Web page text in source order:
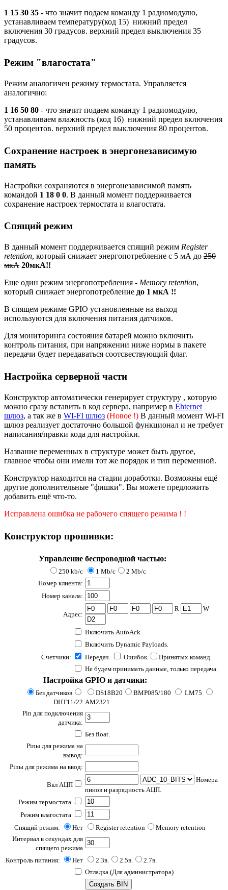
1 15 30 35 - что значит подаем команду 1 радиомодулю,
устанавливаем температуру(код 15) нижний предел
включения 30 градусов. верхний предел выключения 35
градусов.
Режим "влагостата"
Режим аналогичен режиму термостата. Управляется
аналогично:
1 16 50 80 - что значит подаем команду 1 радиомодулю,
устанавливаем влажность (код 16) нижний предел включения
50 процентов. верхний предел выключения 80 процентов.
Сохранение настроек в энергонезависимую
память
Настройки сохраняются в энергонезависимой память
командой 1 18 0 0. В данный момент поддерживается
сохранение настроек термостата и влагостата.
Спящий режим
В данный момент поддерживается спящий режим Register
retention, который снижает энергопотребление с 5 мА до 250
мкА 20мкА!!
Еще один режим энергопотребления - Memory retention,
который снижает энергопотребление до 1 мкА !!
В спящем режиме GPIO установленные на выход
используются для включения питания датчиков.
Для мониторинга состояния батарей можно включить
контроль питания, при напряжении ниже нормы в пакете
передачи будет передаваться соотсвествующий флаг.
Настройка серверной части
Конструктор автоматически генерирует структуру , которую
можно сразу вставить в код сервера, например в Ehternet
шлюз, а так же в WI-FI шлюз (Новое !) В данный момент Wi-FI
шлюз реализует достаточно большой функционал и не требует
написания/правки кода для настройки.
Название переменных в структуре может быть другое,
главное чтобы они имели тот же порядок и тип переменной.
Конструктор находится на стадии доработки. Возможны ещё
другие дополнительные "фишки". Вы можете предложить
добавить ещё что-то.
Исправлена ошибка не рабочего спящего режима ! !
Конструктор прошивки:
Управление беспроводной частью:
250 kb/c 1 Mb/c
2 Mb/c
Номер клиента:
Номер канала:
Адрес:
R W
Включить AutoAck.
Включить Dynamic Payloads.
Счетчики:
Передач. Ошибок.
Принятых команд.
Не будем принимать данные, только передача.
Настройка GPIO и датчики:
Без датчиков
DHT11/22
DS18B20 BMP085/180
LM75
AM2321
Pin для подключения
датчика:
Без float.
Pinы для режима на
вывод:
Pinы для режима на ввод:
Вкл АЦП
Номера
пинов и разрядность АЦП.
Режим термостата
Режим влагостата
Спящий режим:
Нет Register retention
Memory retention
Интервал в секундах для
спящего режима
Контроль питания:
Нет 2.3в. 2.5в.
2.7в.
Отладка.(Для администратора)